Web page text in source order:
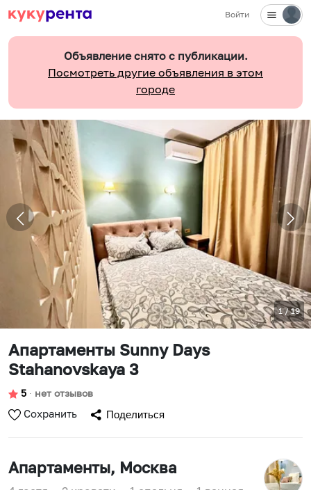
Войти
Объявление снято с публикации.
Посмотреть другие объявления в этом
городе
1/19
Апартаменты Sunny Days
Stahanovskaya 3
5 ∙ нет отзывов
Сохранить Поделиться
Апартаменты, Москва